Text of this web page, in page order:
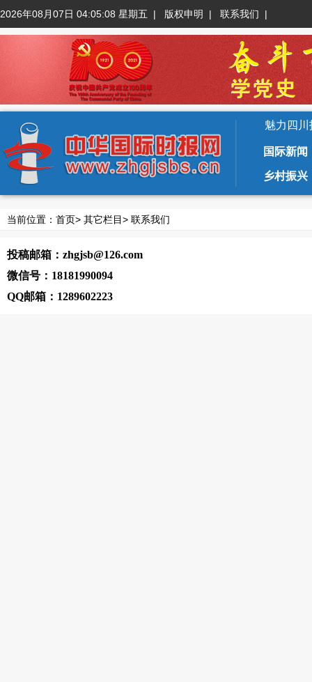
2026年08月07日 04:05:09 星期五 | 版权申明 | 联系我们 |
魅力四川
国际新闻
乡村振兴
当前位置： 首页> 其它栏目> 联系我们
投稿邮箱：zhgjsb@126.com
微信号： 18181990094
QQ邮箱：1289602223